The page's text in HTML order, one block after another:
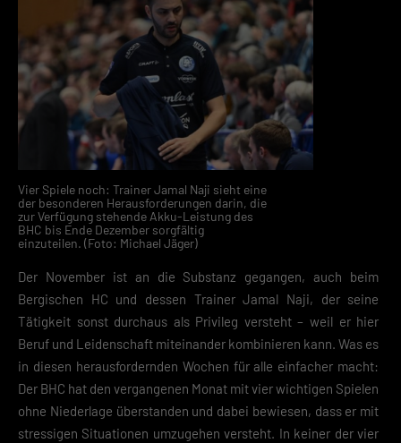
Vier Spiele noch: Trainer Jamal Naji sieht eine
der besonderen Herausforderungen darin, die
zur Verfügung stehende Akku-Leistung des
BHC bis Ende Dezember sorgfältig
einzuteilen. (Foto: Michael Jäger)
Der November ist an die Substanz gegangen, auch beim
Bergischen HC und dessen Trainer Jamal Naji, der seine
Tätigkeit sonst durchaus als Privileg versteht – weil er hier
Beruf und Leidenschaft miteinander kombinieren kann. Was es
in diesen herausfordernden Wochen für alle einfacher macht:
Der BHC hat den vergangenen Monat mit vier wichtigen Spielen
ohne Niederlage überstanden und dabei bewiesen, dass er mit
stressigen Situationen umzugehen versteht. In keiner der vier